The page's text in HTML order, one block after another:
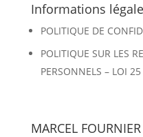
Informations
POLITIQUE DE
POLITIQUE SUR LES
PERSONNELS – LOI 25
MARCEL FOURNIER